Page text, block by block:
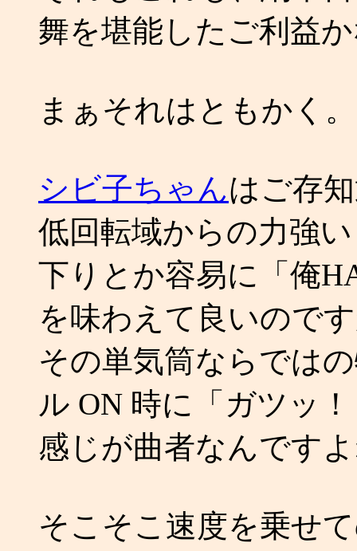
舞を堪能したご利益
まぁそれはともかく。
シビ子ちゃんはご存
低回転域からの力強
下りとか容易に「俺
を味わえて良いので
その単気筒ならでは
ル ON 時に「ガツッ
感じが曲者なんです
そこそこ速度を乗せ